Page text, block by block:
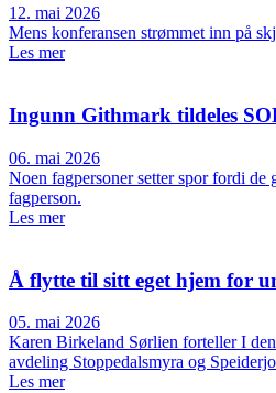
12. mai 2026
Mens konferansen strømmet inn på
Les mer
Ingunn Githmark tildeles
06. mai 2026
Noen fagpersoner setter spor fordi
fagperson.
Les mer
Å flytte til sitt eget hjem for
05. mai 2026
Karen Birkeland Sørlien forteller I
avdeling Stoppedalsmyra og
Les mer